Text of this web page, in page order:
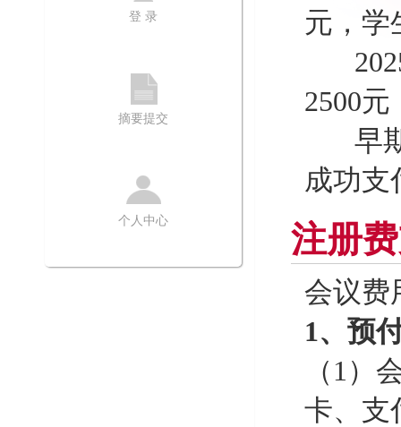
登 录
摘要提交
个人中心
元，学
2025
2500
早期
成功支
注册
会议费
1、预
（1）
卡、支